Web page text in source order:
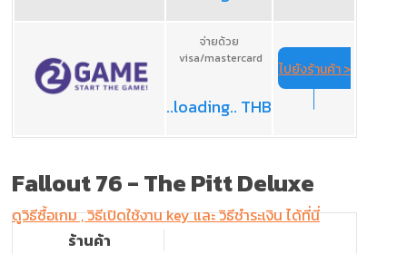
จ่ายด้วย
visa/mastercard
..loading.. THB
ไปยังร้านค้า >
Fallout 76- The Pitt Deluxe
ดูวิธีซื้อเกม , วิธีเปิดใช้งาน key และ วิธีชำระเงิน ได้ที่นี่
ร้านค้า